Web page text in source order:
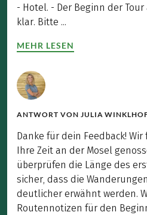
- Hotel. - Der Beginn der
klar. Bitte ...
MEHR LESEN
ANTWORT VON JULIA
Danke für dein Feedback!
Ihre Zeit an der Mosel
überprüfen die Länge des
sicher, dass die
deutlicher erwähnt werden.
Routennotizen für den